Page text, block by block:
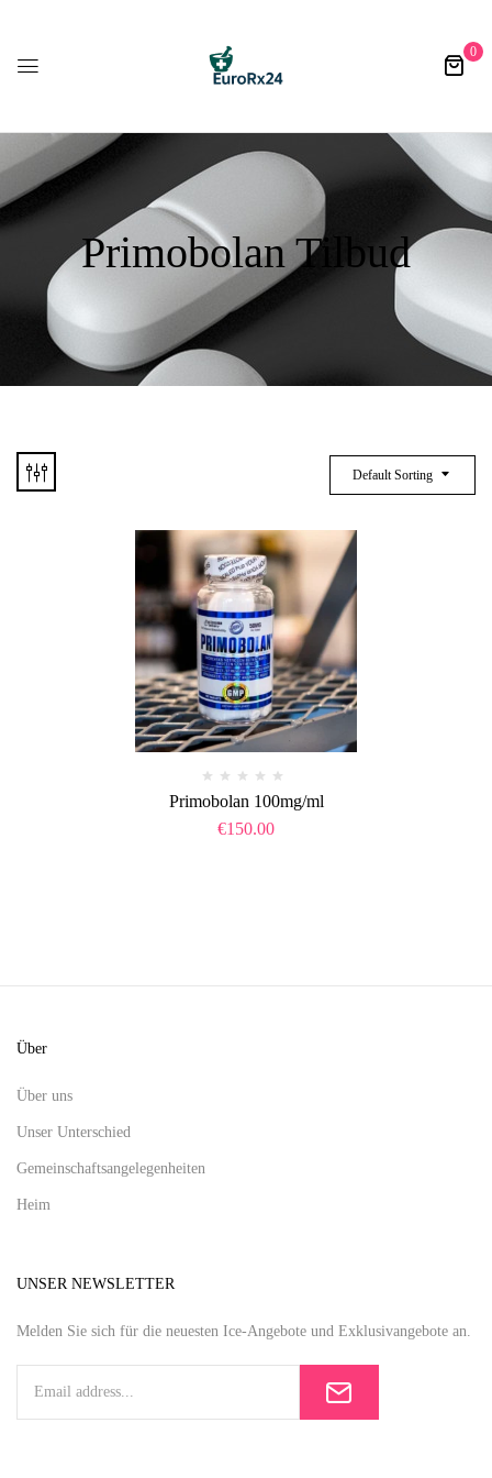
0
Primobolan Tilbud
Default Sorting
Primobolan 100mg/ml
€150.00
Über
Über uns
Unser Unterschied
Gemeinschaftsangelegenheiten
Heim
UNSER NEWSLETTER
Melden Sie sich für die neuesten Ice-Angebote und Exklusivangebote an.